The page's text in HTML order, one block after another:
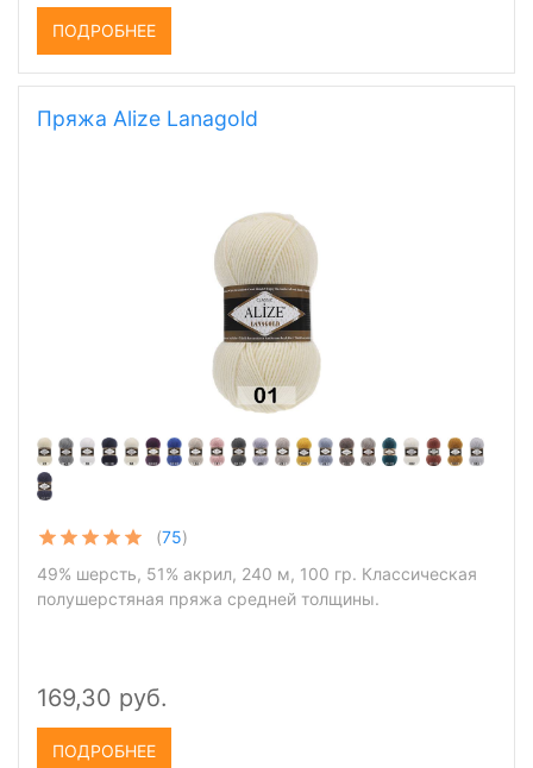
ПОДРОБНЕЕ
Пряжа Alize Lanagold
(75)
49% шерсть, 51% акрил, 240 м, 100 гр. Классическая
полушерстяная пряжа средней толщины.
169,30 руб.
ПОДРОБНЕЕ